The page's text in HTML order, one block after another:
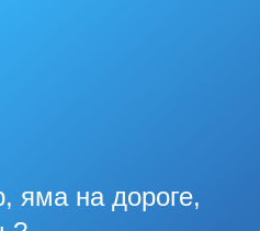
яма на дороге,